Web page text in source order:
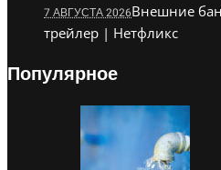
7 АВГУСТА 2026Внешние
трейлер | Нетфликс
Популярное